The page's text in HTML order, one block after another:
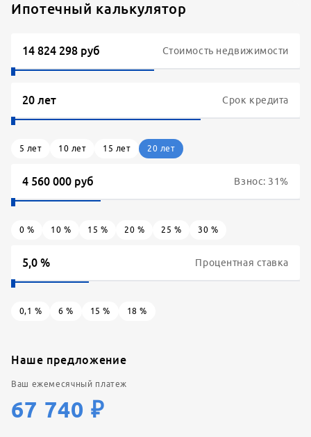
Ипотечный калькулятор
Стоимость недвижимости
Взнос: 31%
0 % 10 % 15 % 20 % 25 % 30 %
Срок кредита
5 лет 10 лет 15 лет 20 лет
Процентная ставка
0,1 % 6 % 15 % 18 %
Наше предложение
Ваш ежемесячный платеж
67 740 ₽